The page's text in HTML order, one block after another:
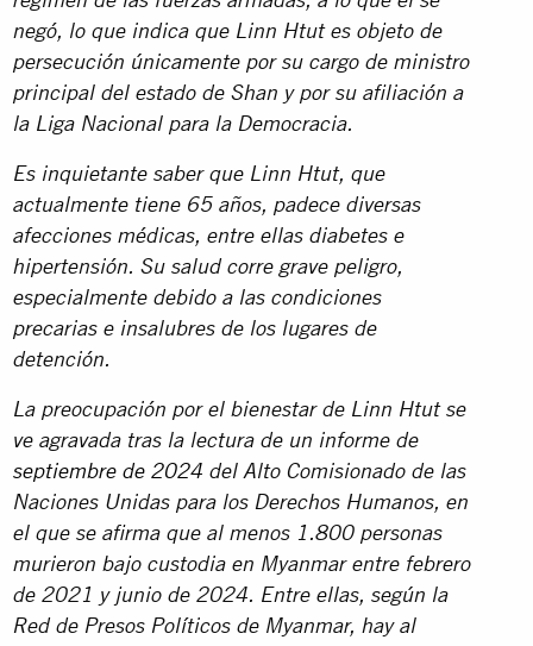
negó, lo que indica que Linn Htut es objeto de
persecución únicamente por su cargo de ministro
principal del estado de Shan y por su afiliación a
la Liga Nacional para la Democracia.
Es inquietante saber que Linn Htut, que
actualmente tiene 65 años, padece diversas
afecciones médicas, entre ellas diabetes e
hipertensión. Su salud corre grave peligro,
especialmente debido a las condiciones
precarias e insalubres de los lugares de
detención.
La preocupación por el bienestar de Linn Htut se
ve agravada tras la lectura de un informe de
septiembre de 2024 del Alto Comisionado de las
Naciones Unidas para los Derechos Humanos, en
el que se afirma que al menos 1.800 personas
murieron bajo custodia en Myanmar entre febrero
de 2021 y junio de 2024. Entre ellas, según la
Red de Presos Políticos de Myanmar, hay al